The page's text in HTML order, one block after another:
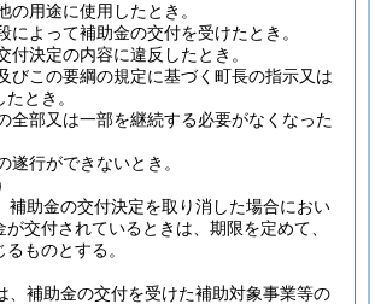
の用途に使用したとき。
によって補助金の交付を受けたとき。
付決定の内容に違反したとき。
びこの要綱の規定に基づく町長の指示又は
とき。
全部又は一部を継続する必要がなくなった
遂行ができないとき。
補助金の交付決定を取り消した場合におい
交付されているときは、期限を定めて、
ものとする。
、補助金の交付を受けた補助対象事業等の